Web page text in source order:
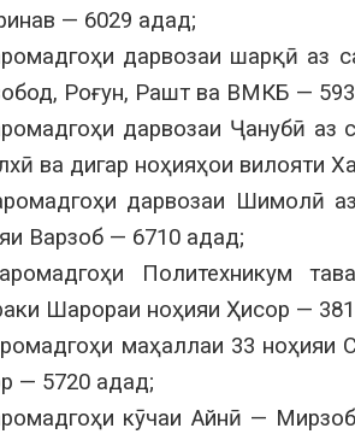
— 6029 адад;
дарвозаи шарқӣ аз
Роғун, Рашт ва ВМКБ —
дарвозаи Ҷанубӣ аз
ва дигар ноҳияҳои вилояти
дарвозаи Шимолӣ
Варзоб — 6710 адад;
Политехникум
Шарораи ноҳияи Ҳисор —
маҳаллаи 33
— 5720 адад;
кӯчаи Айнӣ —